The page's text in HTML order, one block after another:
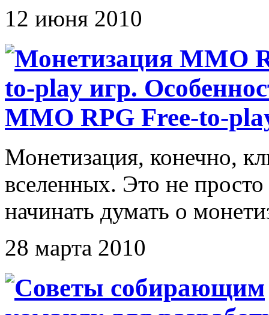
12 июня 2010
MMO RPG Free-to-
Монетизация, конечно,
вселенных. Это не
начинать думать о
28 марта 2010